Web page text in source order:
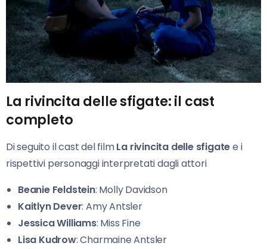
La rivincita delle sfigate: il cast
completo
Di seguito il cast del filmLa rivincita delle sfigatee i
rispettivi personaggi interpretati dagli attori
Beanie Feldstein: Molly Davidson
Kaitlyn Dever: Amy Antsler
Jessica Williams: Miss Fine
Lisa Kudrow: Charmaine Antsler